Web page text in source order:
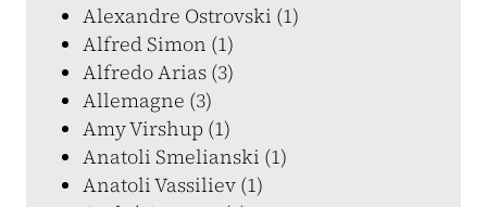
Alexandre Ostrovski (1)
Alfred Simon (1)
Alfredo Arias (3)
Allemagne (3)
Amy Virshup (1)
Anatoli Smelianski (1)
Anatoli Vassiliev (1)